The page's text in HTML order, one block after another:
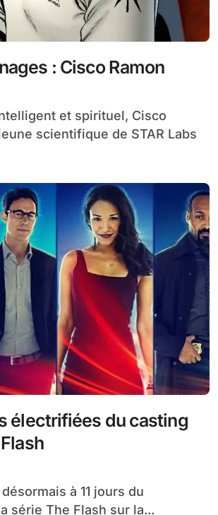
: Cisco Ramon
scientifique de STAR Labs
électrifiées du casting
série The Flash sur la...